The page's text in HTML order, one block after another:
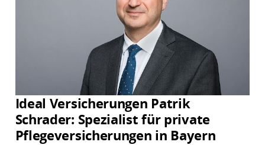
Ideal Versicherungen Patrik
Schrader: Spezialist für private
Pflegeversicherungen in Bayern